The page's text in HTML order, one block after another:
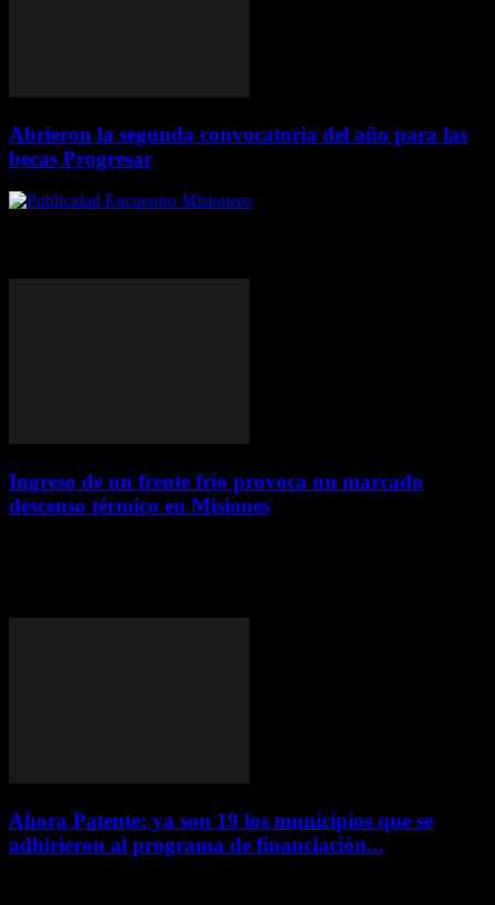
Abrieron la segunda convocatoria del año para las
becas Progresar
Ingreso de un frente frío provoca un marcado
descenso térmico en Misiones
Ahora Patente: ya son 19 los municipios que se
adhirieron al programa de financiación...